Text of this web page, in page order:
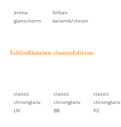
arona
glanzchorm
bilbao
keramik/chrom
Schließkästen classicEdition
classic
chromglanz
UV
classic
chromglanz
BB
classic
chromglanz
PZ